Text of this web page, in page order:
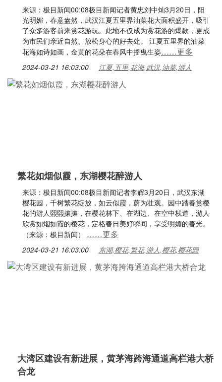
来源：极目新闻00:08极目新闻记者黄忠刘中灿3月20日，阳
光明媚，春意盎然，武汉江夏五里界油菜花大面积盛开，吸引
了众多游客前来赏花游玩。此地不仅成为赏花游的爆款，更成
为市民们亲近自然、放松身心的好去处。 江夏五里界的油菜
花海如诗如画，金黄的花朵在春风中摇曳生姿……更多
2024-03-21 16:03:00 江夏,五里,花海,武汉,油菜,游人
繁花如烟似霞，东湖樱花醉游人
来源：极目新闻00:08极目新闻记者李辉3月20日，武汉东湖
樱花园，千树繁花绽放，如云似霞，蔚为壮观。园中踏春赏樱
花的游人熙熙攘攘，在樱花林下、在湖边、在空中栈道，游人
欣赏如烟如霞的樱花，定格春日美好瞬间，享受明媚的春光。
（来源：极目新闻） ……更多
2024-03-21 16:03:00 东湖,樱花,繁花,游人,樱花,樱花园
大湾区建设有新进展，黄茅海跨海通道高栏港大桥
合龙